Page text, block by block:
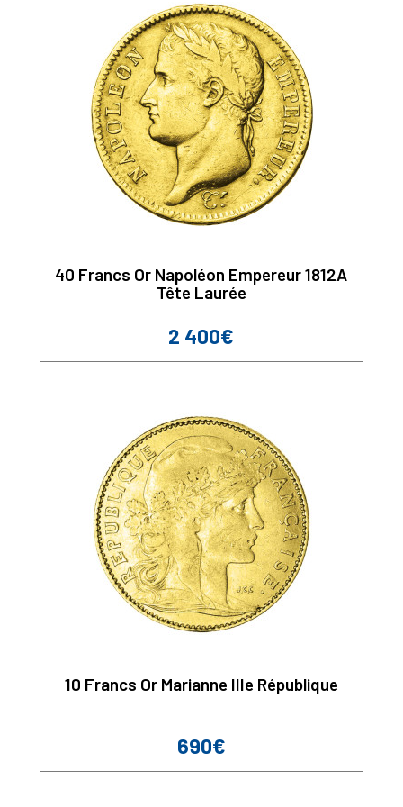
40 Francs Or Napoléon Empereur 1812A
Tête Laurée
Prix
2 400€
10 Francs Or Marianne IIIe République
Prix
690€